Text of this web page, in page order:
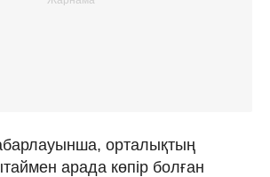
орталықтың
арада көпір болған